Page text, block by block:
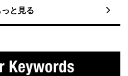
っと見る